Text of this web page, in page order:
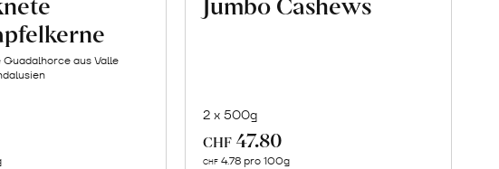
aus Valle
2 x 500g
CHF 47.80
CHF 4.78 pro 100g